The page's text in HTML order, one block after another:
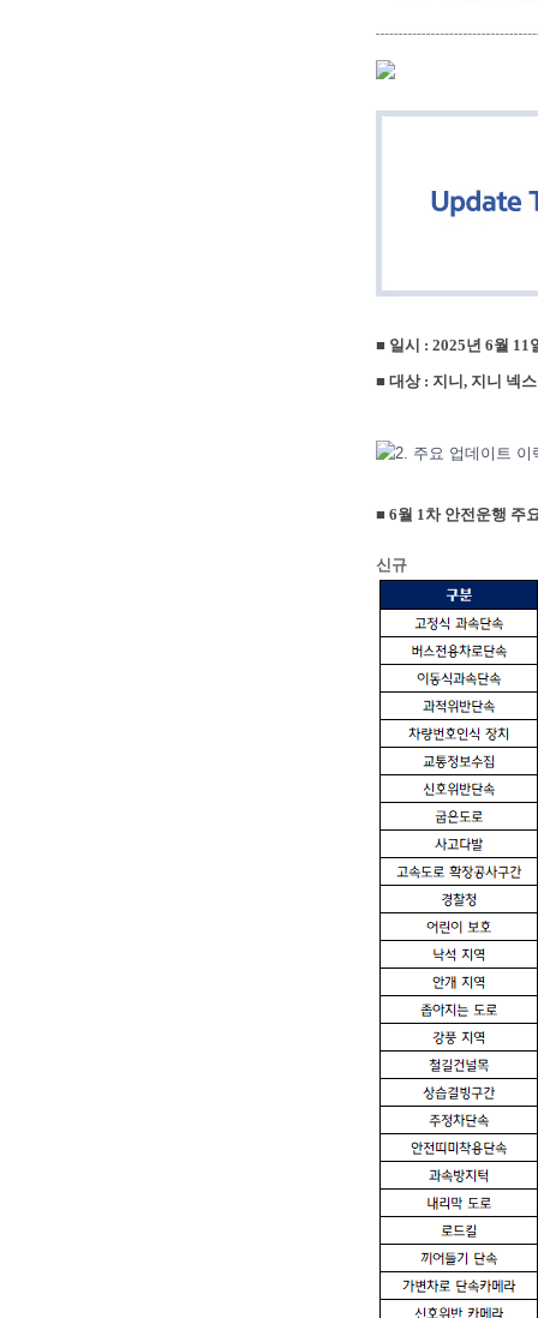
■ 일시 : 2025년 6월 11
■ 대상 : 지니, 지니 넥
■ 6월 1차 안전운행 주
신규